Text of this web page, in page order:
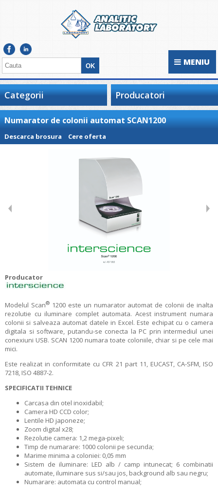
MENIU
Categorii Producatori
Numarator de colonii automat SCAN1200
Descarca brosura Cere oferta
Producator
Modelul Scan®1200 este un numarator automat de colonii de inalta
rezolutie cu iluminare complet automata. Acest instrument numara
colonii si salveaza automat datele in Excel. Este echipat cu o camera
digitala si software, putandu-se conecta la PC prin intermediul unei
conexiuni USB. SCAN 1200 numara toate coloniile, chiar si pe cele mai
mici.
Este realizat in conformitate cu CFR 21 part 11, EUCAST, CA-SFM, ISO
7218, ISO 4887-2.
SPECIFICATII TEHNICE
Carcasa din otel inoxidabil;
Camera HD CCD color;
Lentile HD japoneze;
Zoom digital x28;
Rezolutie camera: 1,2 mega-pixeli;
Timp de numarare: 1000 colonii pe secunda;
Marime minima a coloniei: 0,05 mm
Sistem de iluminare: LED alb / camp intunecat; 6 combinatii
automate, iluminare sus si/sau jos, background alb sau negru;
Numarare: automata cu control manual;